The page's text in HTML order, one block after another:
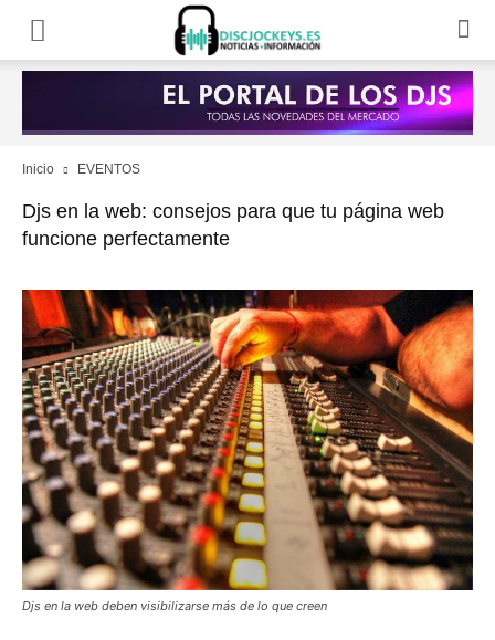
Inicio EVENTOS
Djs en la web: consejos para que tu página web
funcione perfectamente
Djs en la web deben visibilizarse más de lo que creen